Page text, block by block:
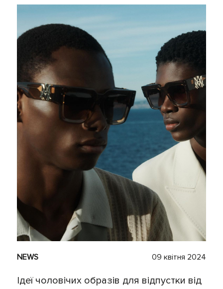
NEWS 09 квітня 2024
Ідеї чоловічих образів для відпустки від